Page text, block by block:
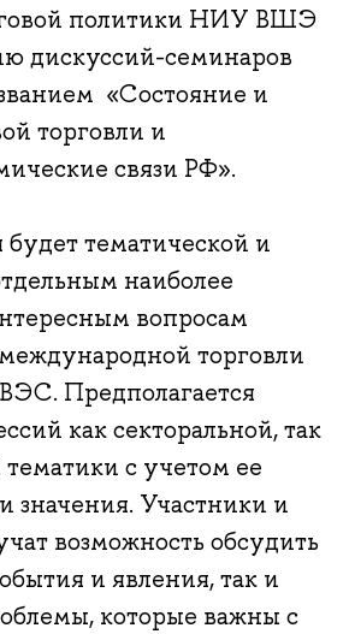
политики НИУ ВШЭ
дискуссий-семинаров
«Состояние и
торговли и
связи РФ».
будет тематической и
наиболее
вопросам
торговли
Предполагается
как секторальной, так
с учетом ее
значения. Участники и
возможность обсудить
и явления, так и
которые важны с